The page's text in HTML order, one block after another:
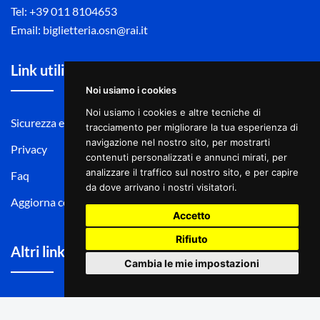
Noi usiamo i cookies
Noi usiamo i cookies e altre tecniche di
tracciamento per migliorare la tua esperienza di
navigazione nel nostro sito, per mostrarti
contenuti personalizzati e annunci mirati, per
analizzare il traffico sul nostro sito, e per capire
da dove arrivano i nostri visitatori.
Accetto
Rifiuto
Cambia le mie impostazioni
Tel: +39 011 8104653
Email: biglietteria.osn@rai.it
Link utili
Sicurezza e pagamento
Regolamento del servizio
Privacy
Contatti
Faq
Cookie
Aggiorna cookies
Altri link